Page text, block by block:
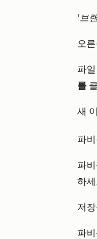
'브
오
파
를
새
파
파
하
저
파